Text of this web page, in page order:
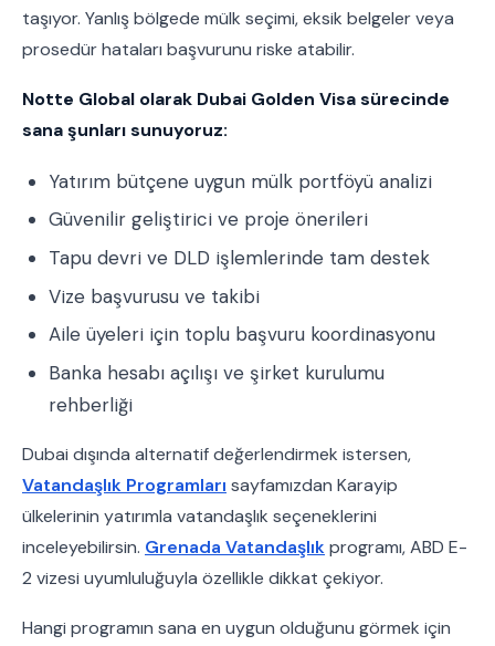
taşıyor. Yanlış bölgede mülk seçimi, eksik belgeler veya
prosedür hataları başvurunu riske atabilir.
Notte Global olarak Dubai Golden Visa sürecinde
sana şunları sunuyoruz:
Yatırım bütçene uygun mülk portföyü analizi
Güvenilir geliştirici ve proje önerileri
Tapu devri ve DLD işlemlerinde tam destek
Vize başvurusu ve takibi
Aile üyeleri için toplu başvuru koordinasyonu
Banka hesabı açılışı ve şirket kurulumu
rehberliği
Dubai dışında alternatif değerlendirmek istersen,
Vatandaşlık Programları sayfamızdan Karayip
ülkelerinin yatırımla vatandaşlık seçeneklerini
inceleyebilirsin. Grenada Vatandaşlıkprogramı, ABD E-
2 vizesi uyumluluğuyla özellikle dikkat çekiyor.
Hangi programın sana en uygun olduğunu görmek için